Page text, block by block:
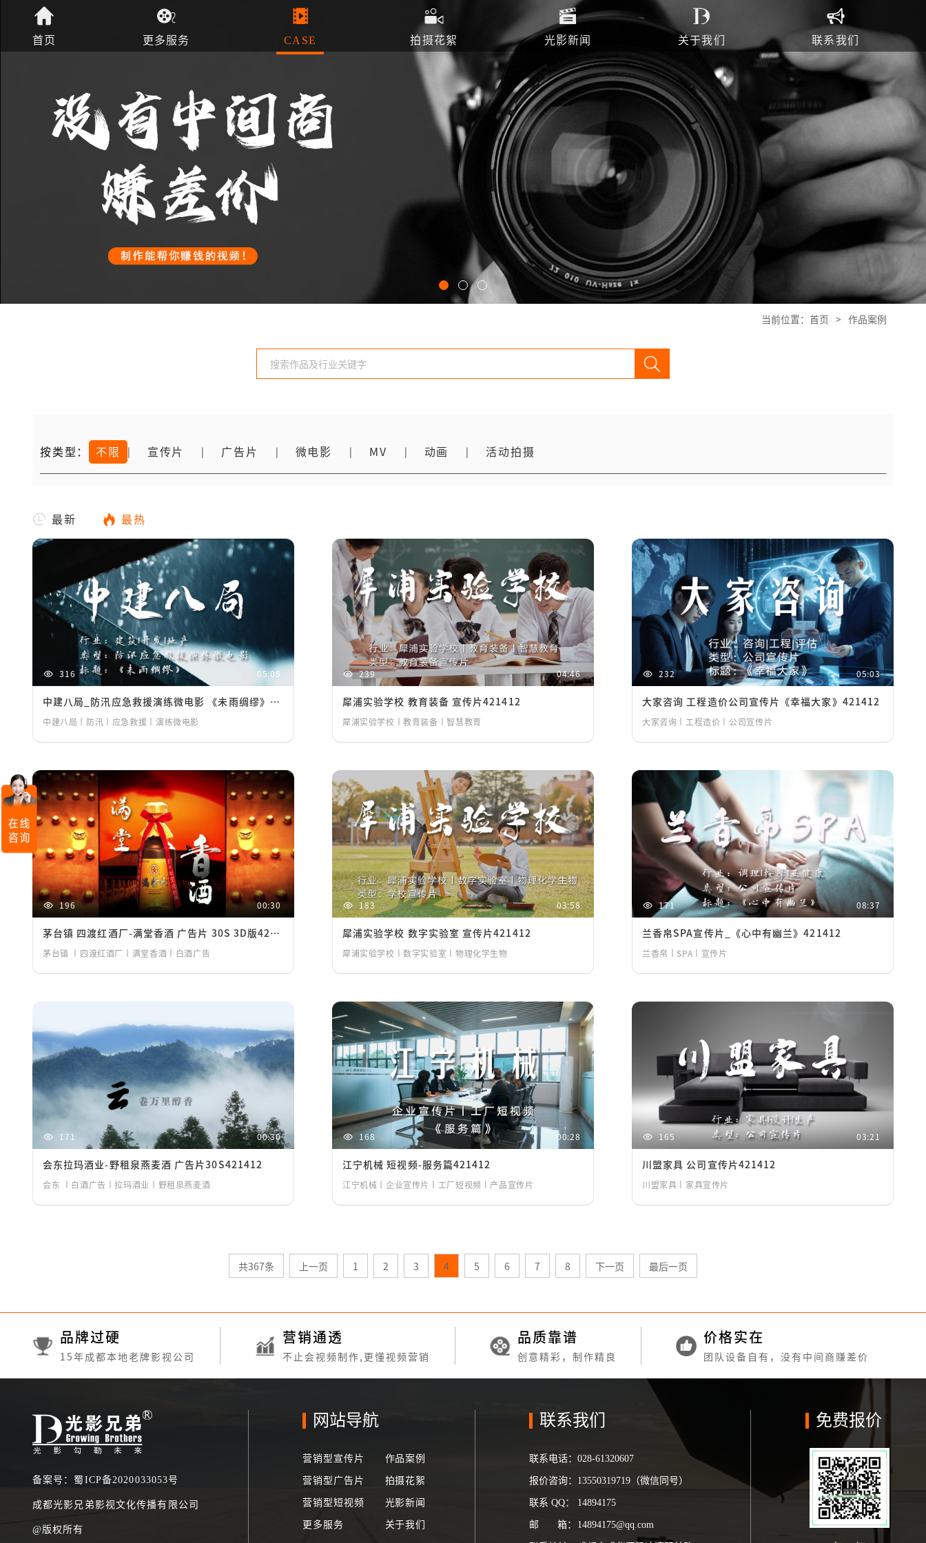
首页 更多服务 CASE 拍摄花絮 光影新闻 关于我们 联系我们
当前位置： 首页 > 作品案例
按类型： 不限 宣传片 广告片 微电影 MV 动画 活动拍摄
最新 最热
316 05:05
中建八局_防汛应急救援演练微电影 《未雨绸缪》421412
中建八局丨防汛丨应急救援丨演练微电影
239 04:46
犀浦实验学校 教育装备 宣传片421412
犀浦实验学校丨教育装备丨智慧教育
232 05:03
大家咨询 工程造价公司宣传片《幸福大家》421412
大家咨询丨工程造价丨公司宣传片
196 00:30
茅台镇 四渡红酒厂-满堂香酒 广告片 30S 3D版421412
茅台镇 丨四渡红酒厂丨满堂香酒丨白酒广告
183 03:58
犀浦实验学校 数字实验室 宣传片421412
犀浦实验学校丨数字实验室丨物理化学生物
171 08:37
兰香帛SPA宣传片_《心中有幽兰》421412
兰香帛丨SPA丨宣传片
171 00:30
会东拉玛酒业-野租泉燕麦酒 广告片30S421412
会东 丨白酒广告丨拉玛酒业丨野租泉燕麦酒
168 00:28
江宁机械 短视频-服务篇421412
江宁机械丨企业宣传片丨工厂短视频丨产品宣传片
165 03:21
川盟家具 公司宣传片421412
川盟家具丨家具宣传片
共367条 上一页 1 2 3 4 5 6 7 8 下一页 最后一页
品牌过硬
15年成都本地老牌影视公司
营销通透
不止会视频制作,更懂视频营销
品质靠谱
创意精彩，制作精良
价格实在
团队设备自有，没有中间商赚差价
备案号：蜀ICP备2020033053号
成都光影兄弟影视文化传播有限公司
@版权所有
网站导航
营销型宣传片 作品案例
营销型广告片 拍摄花絮
营销型短视频 光影新闻
更多服务 关于我们
联系我们
联系电话：028-61320607
报价咨询： 13550319719（微信同号）
联系 QQ： 14894175
邮 箱： 14894175@qq.com
免费报价